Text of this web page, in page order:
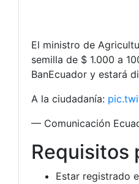
El ministro de
semilla de $ 1.000 a
BanEcuador y estará
A la ciudadanía:
— Comunicación
Requisitos
Estar registrado